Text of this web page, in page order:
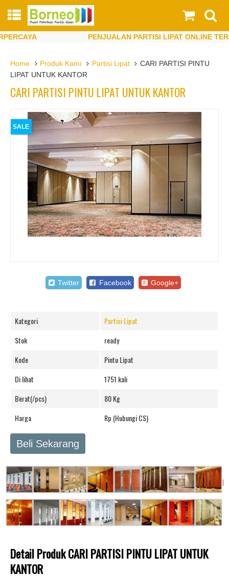
PENJUALAN PARTISI LIPAT ONLINE
Home
Produk Kami Partisi Lipat
CARI PARTISI PINTU
LIPAT UNTUK KANTOR
CARI PARTISI PINTU LIPAT UNTUK KANTOR
SALE
Twitter Facebook Google+
Kategori
Partisi Lipat
Stok
ready
Kode
Pintu Lipat
Di lihat
1751 kali
Berat(/pcs)
80 Kg
Harga
Rp (Hubungi CS)
Beli Sekarang
Detail Produk CARI PARTISI PINTU LIPAT UNTUK
KANTOR